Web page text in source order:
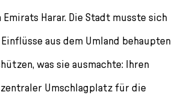
Harar. Die Stadt musste sich
aus dem Umland behaupten
was sie ausmachte: Ihren
zentraler Umschlagplatz für die